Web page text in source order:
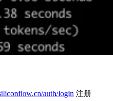
auth/login 注册